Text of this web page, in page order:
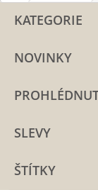
KATEGORIE
NOVINKY
SLEVY
ŠTÍTKY